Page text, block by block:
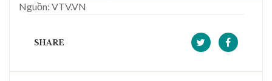
Nguồn: VTV.VN
SHARE